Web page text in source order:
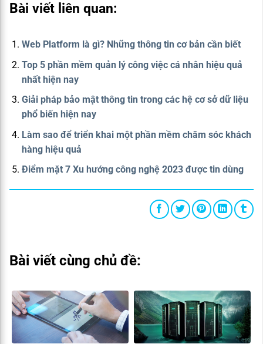
Bài viết liên quan:
Web Platform là gì? Những thông tin cơ bản cần biết
Top 5 phần mềm quản lý công việc cá nhân hiệu quả
nhất hiện nay
Giải pháp bảo mật thông tin trong các hệ cơ sở dữ liệu
phổ biến hiện nay
Làm sao để triển khai một phần mềm chăm sóc khách
hàng hiệu quả
Điểm mặt 7 Xu hướng công nghệ 2023 được tin dùng
Bài viết cùng chủ đề: